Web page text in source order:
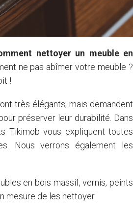
nettoyer un meuble en
ne pas abîmer votre meuble ?
!
très élégants, mais demandent
préserver leur durabilité. Dans
Tikimob vous expliquent toutes
Nous verrons également les
en bois massif, vernis, peints
mesure de les nettoyer.